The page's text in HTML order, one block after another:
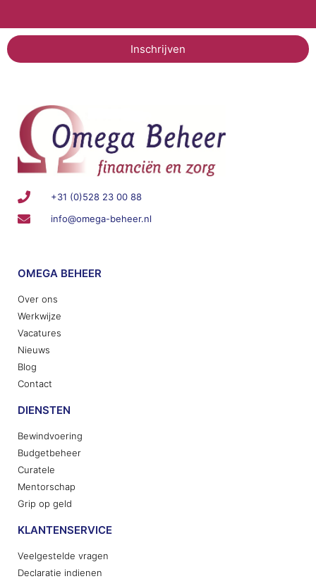
Inschrijven
+31 (0)528 23 00 88
info@omega-beheer.nl
OMEGA BEHEER
Over ons
Werkwijze
Vacatures
Nieuws
Blog
Contact
DIENSTEN
Bewindvoering
Budgetbeheer
Curatele
Mentorschap
Grip op geld
KLANTENSERVICE
Veelgestelde vragen
Declaratie indienen